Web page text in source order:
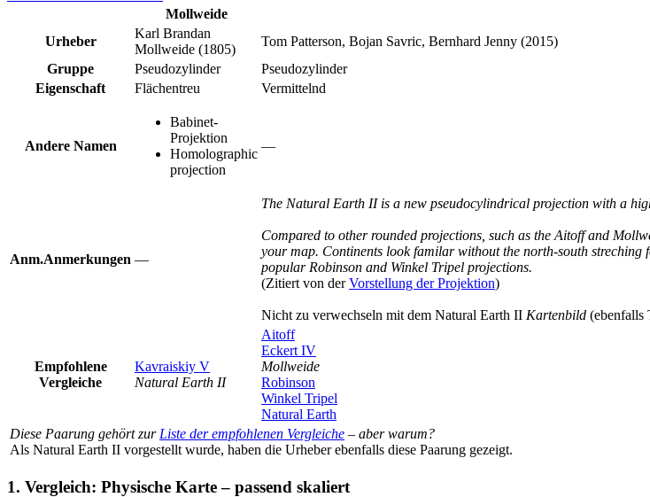
Mollweide
Urheber
Karl Brandan
Mollweide (1805)
Tom Patterson, Bojan Savric, Bernhard Jenny (2015)
Gruppe
Pseudozylinder
Pseudozylinder
Eigenschaft
Flächentreu Vermittelnd
Andere Namen
Babinet-
Projektion
Homolographic
projection
—
Anm.Anmerkungen —
The Natural Earth II is a new pseudocylindrical projection with a
Compared to other rounded projections, such as the Aitoff and
your map. Continents look familar without the north-south
popular Robinson and Winkel Tripel projections.
(Zitiert von derVorstellung der Projektion)
Nicht zu verwechseln mit dem Natural Earth II Kartenbild (ebenfalls
Empfohlene
Vergleiche
Kavraiskiy V
Natural Earth II
Aitoff
Eckert IV
Mollweide
Robinson
Winkel Tripel
Natural Earth
Diese Paarung gehört zur Liste der empfohlenen Vergleiche – aber warum?
Als Natural Earth II vorgestellt wurde, haben die Urheber ebenfalls diese Paarung gezeigt.
1. Vergleich: Physische Karte – passend skaliert